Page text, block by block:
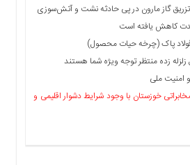
کاهش یافته است
پاک (چرخه حیات محصول)
زلزله زده منتظر توجه ویژه شما هستند
امنیت ملی
خوزستان با وجود شرایط دشوار اقلیمی و